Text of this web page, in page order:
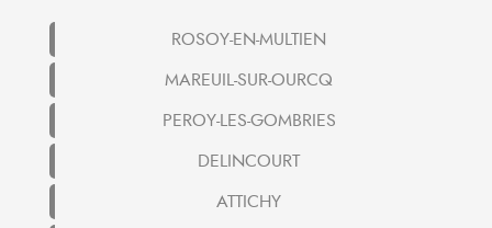
ROSOY-EN-MULTIEN
MAREUIL-SUR-OURCQ
PEROY-LES-GOMBRIES
DELINCOURT
ATTICHY